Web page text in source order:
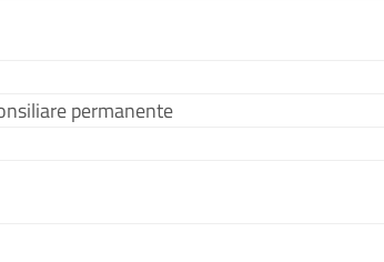
permanente